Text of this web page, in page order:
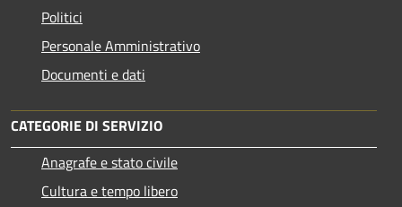
Politici
Personale Amministrativo
Documenti e dati
CATEGORIE DI SERVIZIO
Anagrafe e stato civile
Cultura e tempo libero